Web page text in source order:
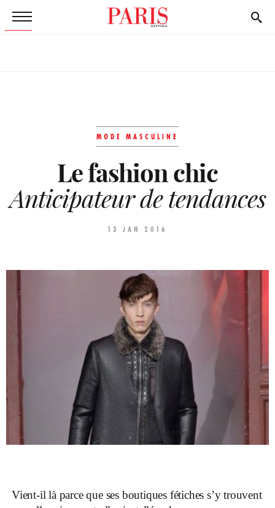
MODE MASCULINE
Le fashion chic
Anticipateur de tendances
13 JAN 2016
Vient-il là parce que ses boutiques fétiches s’y trouvent